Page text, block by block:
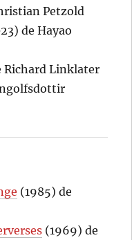
Petzold
de Hayao
Richard Linklater
(1985) de
(1969) de